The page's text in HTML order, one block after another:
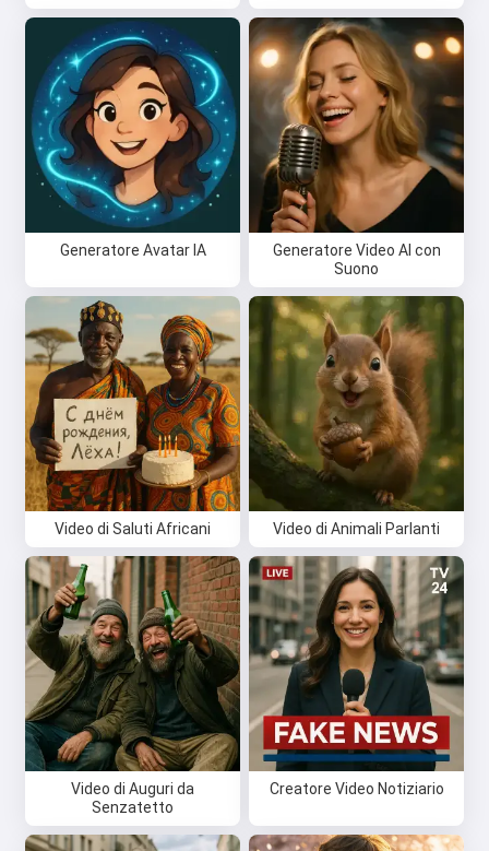
Generatore Avatar IA
Generatore Video AI con
Suono
Video di Saluti Africani Video di Animali Parlanti
Video di Auguri da
Senzatetto
Creatore Video Notiziario